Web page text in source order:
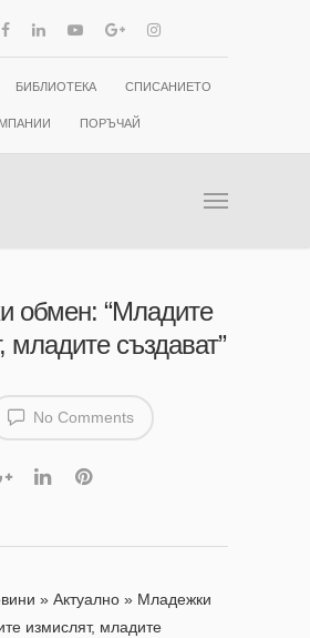
БИБЛИОТЕКА СПИСАНИЕТО
ПОРЪЧАЙ
обмен: “Младите
младите създават”
No Comments
» Актуално » Младежки
измислят, младите